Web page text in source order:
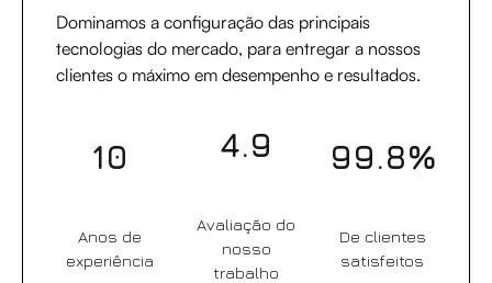
Dominamos a configuração das principais
tecnologias do mercado, para entregar a nossos
clientes o máximo em desempenho e resultados.
10
Anos de
experiência
4.9
Avaliação do
nosso
trabalho
99.8%
De clientes
satisfeitos